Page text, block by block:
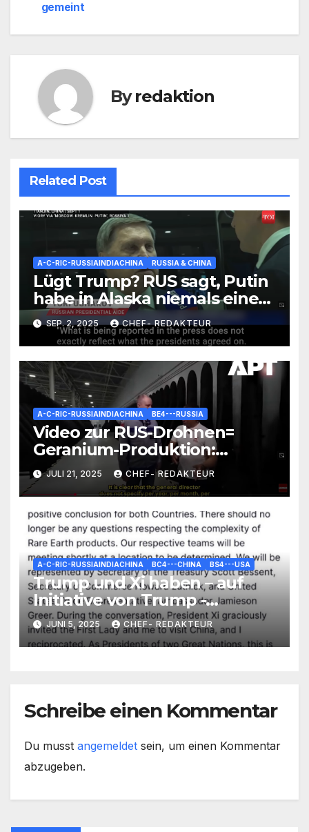
gemeint
Byredaktion
Related Post
A-C-RIC-RUSSIAINDIACHINA RUSSIA & CHINA
Lügt Trump? RUS sagt, Putin
habe in Alaska niemals einem
Treffen mit Zelensky
zugestimmt
SEP. 2, 2025 CHEF- REDAKTEUR
A-C-RIC-RUSSIAINDIACHINA BE4---RUSSIA
Video zur RUS-Drohnen=
Geranium-Produktion:
Interessante Zahlen und
Fakten
JULI 21, 2025 CHEF- REDAKTEUR
A-C-RIC-RUSSIAINDIACHINA BC4---CHINA BS4---USA
Trump und Xi haben – auf
Initiative von Trump -
telefoniert – Statement von
Trump
JUNI 5, 2025 CHEF- REDAKTEUR
Schreibe einen Kommentar
Du musst angemeldet sein, um einen Kommentar
abzugeben.